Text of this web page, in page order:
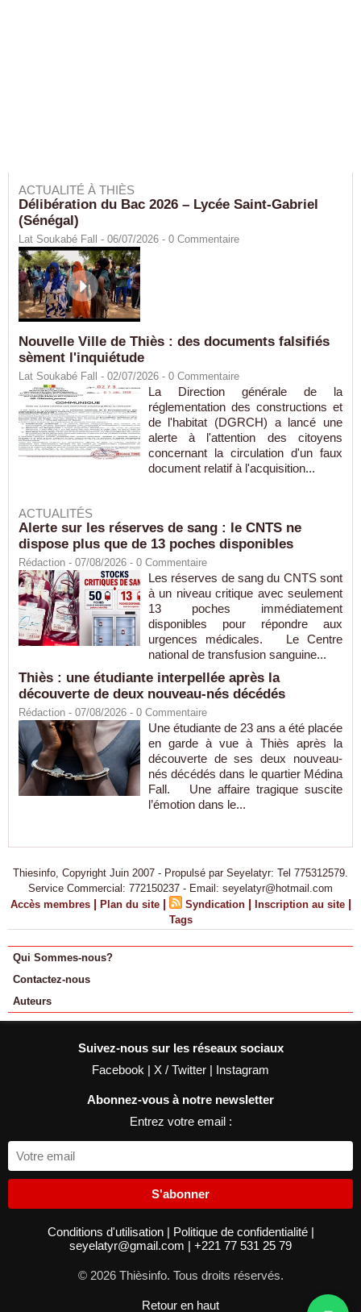
ACTUALITÉ À THIÈS
Délibération du Bac 2026 – Lycée Saint-Gabriel
(Sénégal)
Lat Soukabé Fall - 06/07/2026 - 0 Commentaire
Nouvelle Ville de Thiès : des documents falsifiés
sèment l'inquiétude
Lat Soukabé Fall - 02/07/2026 - 0 Commentaire
La Direction générale de la
réglementation des constructions et
de l'habitat (DGRCH) a lancé une
alerte à l'attention des citoyens
concernant la circulation d'un faux
document relatif à l'acquisition...
ACTUALITÉS
Alerte sur les réserves de sang : le CNTS ne
dispose plus que de 13 poches disponibles
Rédaction - 07/08/2026 - 0 Commentaire
Les réserves de sang du CNTS sont
à un niveau critique avec seulement
13 poches immédiatement
disponibles pour répondre aux
urgences médicales. Le Centre
national de transfusion sanguine...
Thiès : une étudiante interpellée après la
découverte de deux nouveau-nés décédés
Rédaction - 07/08/2026 - 0 Commentaire
Une étudiante de 23 ans a été placée
en garde à vue à Thiès après la
découverte de ses deux nouveau-
nés décédés dans le quartier Médina
Fall. Une affaire tragique suscite
l’émotion dans le...
Thiesinfo, Copyright Juin 2007 - Propulsé par Seyelatyr: Tel 775312579.
Service Commercial: 772150237 - Email: seyelatyr@hotmail.com
Accès membres | Plan du site | Syndication | Inscription au site |
Tags
Qui Sommes-nous?
Contactez-nous
Auteurs
Suivez-nous sur les réseaux sociaux
Facebook | X / Twitter | Instagram
Abonnez-vous à notre newsletter
Entrez votre email :
S'abonner
Conditions d'utilisation | Politique de confidentialité |
seyelatyr@gmail.com | +221 77 531 25 79
© 2026 Thièsinfo. Tous droits réservés.
Retour en haut